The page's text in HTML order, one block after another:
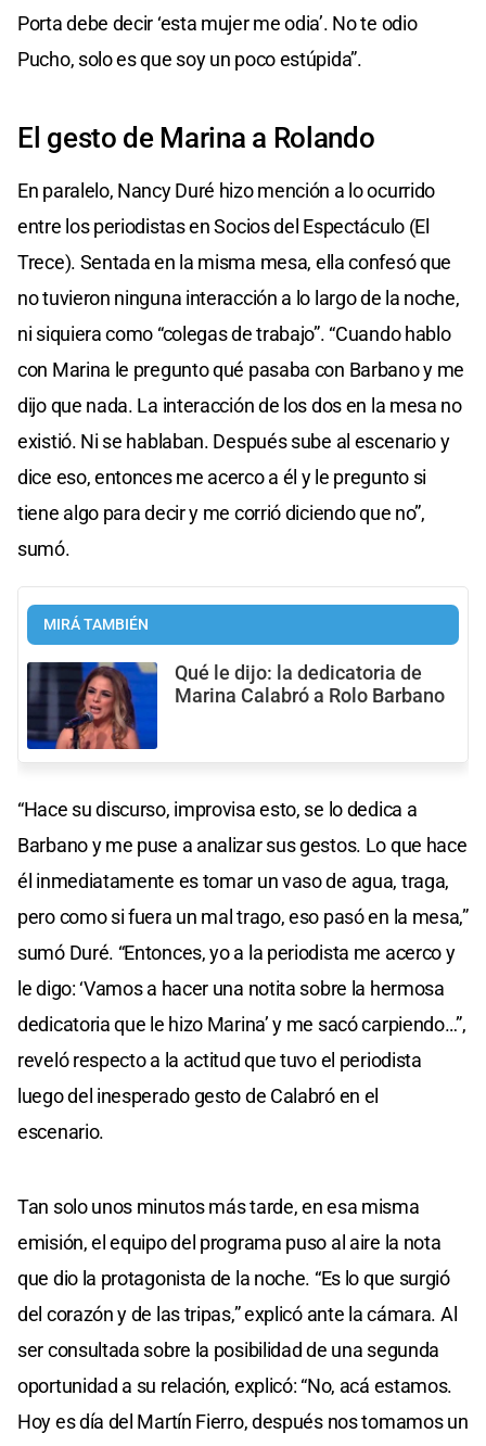
Porta debe decir ‘esta mujer me odia’. No te odio
Pucho, solo es que soy un poco estúpida”.
El gesto de Marina a Rolando
En paralelo, Nancy Duré hizo mención a lo ocurrido
entre los periodistas en Socios del Espectáculo (El
Trece). Sentada en la misma mesa, ella confesó que
no tuvieron ninguna interacción a lo largo de la noche,
ni siquiera como “colegas de trabajo”. “Cuando hablo
con Marina le pregunto qué pasaba con Barbano y me
dijo que nada. La interacción de los dos en la mesa no
existió. Ni se hablaban. Después sube al escenario y
dice eso, entonces me acerco a él y le pregunto si
tiene algo para decir y me corrió diciendo que no”,
sumó.
MIRÁ TAMBIÉN
Qué le dijo: la dedicatoria de
Marina Calabró a Rolo Barbano
“Hace su discurso, improvisa esto, se lo dedica a
Barbano y me puse a analizar sus gestos. Lo que hace
él inmediatamente es tomar un vaso de agua, traga,
pero como si fuera un mal trago, eso pasó en la mesa,”
sumó Duré. “Entonces, yo a la periodista me acerco y
le digo: ‘Vamos a hacer una notita sobre la hermosa
dedicatoria que le hizo Marina’ y me sacó carpiendo…”,
reveló respecto a la actitud que tuvo el periodista
luego del inesperado gesto de Calabró en el
escenario.
Tan solo unos minutos más tarde, en esa misma
emisión, el equipo del programa puso al aire la nota
que dio la protagonista de la noche. “Es lo que surgió
del corazón y de las tripas,” explicó ante la cámara. Al
ser consultada sobre la posibilidad de una segunda
oportunidad a su relación, explicó: “No, acá estamos.
Hoy es día del Martín Fierro, después nos tomamos un